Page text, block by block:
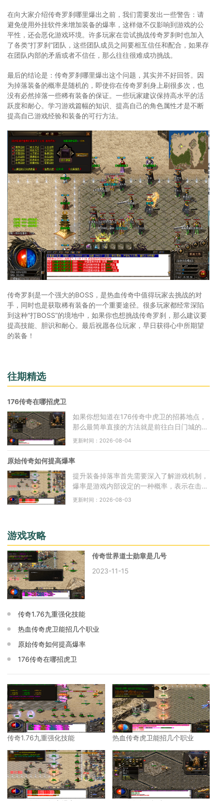
在向大家介绍传奇罗刹哪里爆出之前，我们需要发出一些警告：请
避免使用外挂软件来增加装备的爆率，这样做不仅影响到游戏的公
平性，还会恶化游戏环境。许多玩家在尝试挑战传奇罗刹时也加入
了各类“打罗刹”团队，这些团队成员之间要相互信任和配合，如果存
在团队内部的矛盾或者不信任，那么往往很难成功挑战。
最后的结论是：传奇罗刹哪里爆出这个问题，其实并不好回答。因
为掉落装备的概率是随机的，即使你在传奇罗刹身上刷很多次，也
没有必然掉落一些稀有装备的保证。一些玩家建议保持高水平的活
跃度和耐心。学习游戏篇幅的知识、提高自己的角色属性才是不断
提高自己游戏经验和装备的可行方法。
传奇罗刹是一个强大的BOSS，是热血传奇中值得玩家去挑战的对
手，同时也是获取稀有装备的一个重要途径。很多玩家都经常深陷
到这种“打BOSS”的境地中，如果你也想挑战传奇罗刹，那么建议要
提高技能、胆识和耐心。最后祝愿各位玩家，早日获得心中所期望
的装备！
往期精选
176传奇在哪招虎卫
如果你想知道在176传奇中虎卫的招募地点，
那么最简单直接的方法就是前往白日门城的虎
卫堂。虎卫堂位于白日门城内，具体位置是在
走，
更新时间：2026-08-04
原始传奇如何提高爆率
提升装备掉落率首先需要深入了解游戏机制，
爆率是游戏内部设定的一种概率，表示在击败
怪物或完成任务时获得特定物品的几率，通常
更新时间：2026-08-03
游戏攻略
传奇世界道士勋章是几号
2023-11-15
传奇1.76九重强化技能
热血传奇虎卫能招几个职业
原始传奇如何提高爆率
176传奇在哪招虎卫
传奇1.76九重强化技能 热血传奇虎卫能招几个职业